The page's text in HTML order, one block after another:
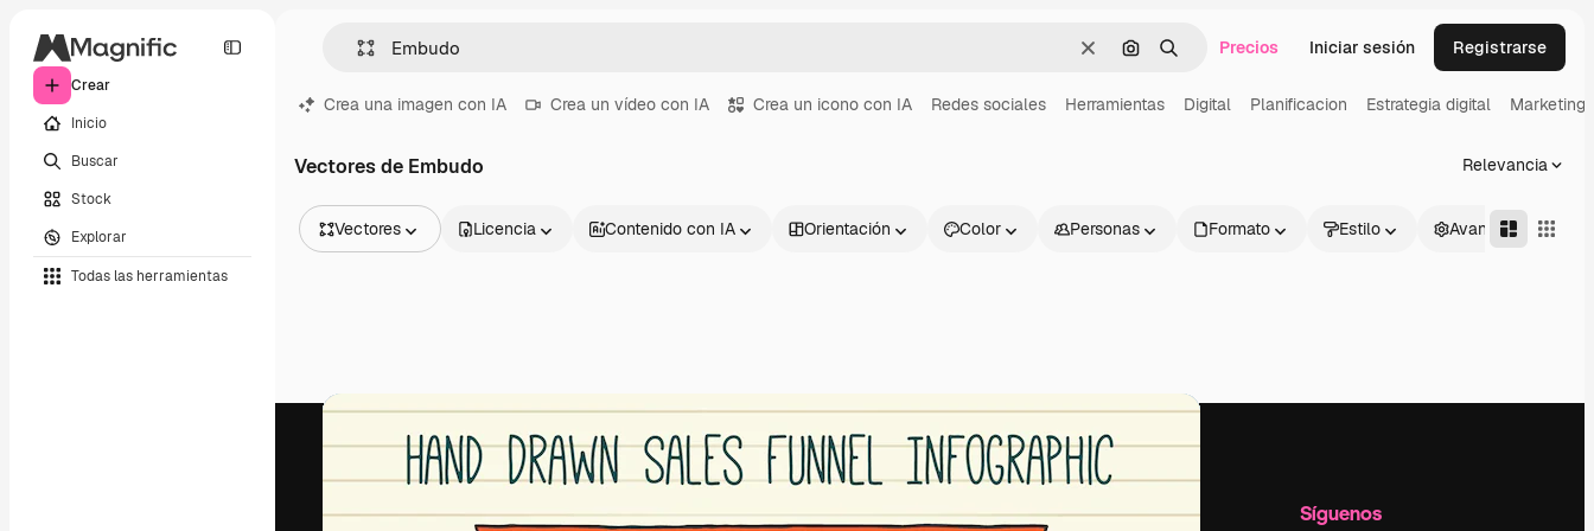
Crear
Inicio
Buscar
Stock
Explorar
Todas las herramientas
BorrarBuscar por imagen
BuscarPrecios Iniciar sesión Registrarse
Crea una imagen con IA Crea un vídeo con IA Crea un icono con IA Redes sociales Herramientas Digital Planificacion Estrategia digital Marketing
Vectores de Embudo Relevancia
Vectores
Vídeos
Motion graphics
Plantillas de vídeos
Iconos
Fuentes
Licencia Contenido con IA Orientación Color Personas Formato Estilo Avanzado
Productos Información útil Empresa Síguenos